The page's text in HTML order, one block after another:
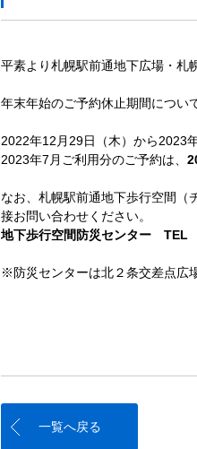
平素より札幌駅前通地下広場・札
年末年始のご予約休止期間につい
2022年12月29日（木）から2023
2023年7月ご利用分のご予約は、
なお、札幌駅前通地下歩行空間（
接お問い合わせください。
地下歩行空間防災センター TEL
※防災センターは北２条交差点広
一覧へ戻る